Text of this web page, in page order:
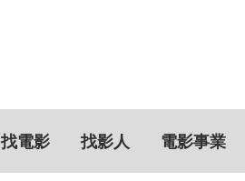
找電影 找影人 電影事業